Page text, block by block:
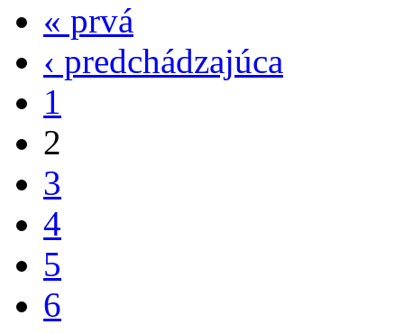
« prvá
‹ predchádzajúca
1
2
3
4
5
6